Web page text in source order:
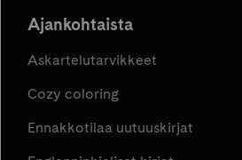
Ajankohtaista
Askartelutarvikkeet
Cozy coloring
Ennakkotilaa uutuuskirjat